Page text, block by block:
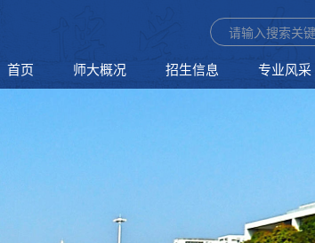
首页 师大概况 招生信息 专业风采